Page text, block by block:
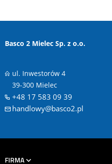
Basco 2 Mielec Sp. z o.o.
ul. Inwestorów 4
39-300 Mielec
+48 17 583 09 39
handlowy@basco2.pl
FIRMA